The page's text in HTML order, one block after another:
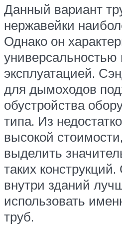
Данный вариант
нержавейки
Однако он
эксплуатацией.
для дымоходов
обустройства
типа. Из
высокой
выделить
таких
внутри зданий
использовать
труб.